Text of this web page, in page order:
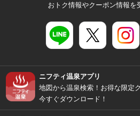
おトク情報やクーポン情報を
ニフティ温泉アプリ
地図から温泉検索！お得な限定
今すぐダウンロード！